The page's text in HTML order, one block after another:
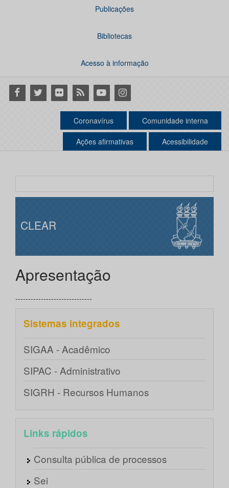
Publicações
Bibliotecas
Acesso à informação
Facebook
Twitter Flickr RSS YoutubeInstagram
Coronavírus Comunidade interna
Ações afirmativas Acessibilidade
CLEAR
Apresentação
------------------------------
Sistemas integrados
SIGAA - Acadêmico
SIPAC - Administrativo
SIGRH - Recursos Humanos
Links rápidos
Consulta pública de processos
Sei